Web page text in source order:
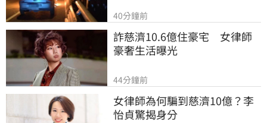
40分鐘前
詐慈濟10.6億住豪宅　女律師
豪奢生活曝光
44分鐘前
女律師為何騙到慈濟10億？李
怡貞驚揭身分